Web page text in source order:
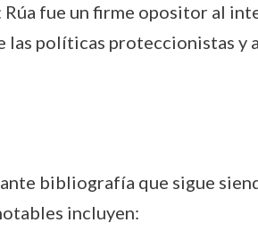
Rúa fue un firme opositor al
políticas proteccionistas y
bibliografía que sigue
incluyen: